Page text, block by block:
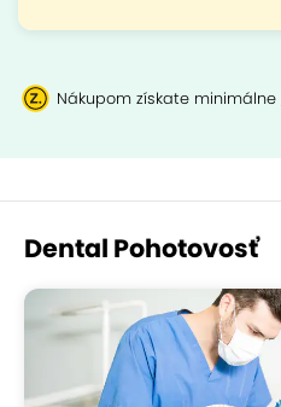
Nákupom získate minimálne
Dental Pohotovosť